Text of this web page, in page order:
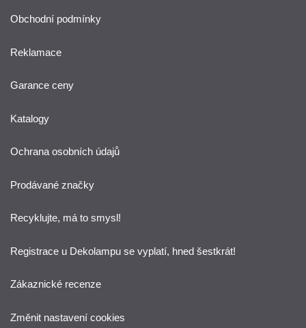
Obchodní podmínky
Reklamace
Garance ceny
Katalogy
Ochrana osobních údajů
Prodávané značky
Recyklujte, má to smysl!
Registrace u Dekolampu se vyplatí, hned šestkrát!
Zákaznické recenze
Změnit nastavení cookies